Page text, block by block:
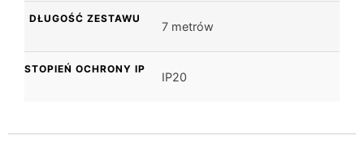
DŁUGOŚĆ ZESTAWU
7 metrów
STOPIEŃ OCHRONY IP
IP20